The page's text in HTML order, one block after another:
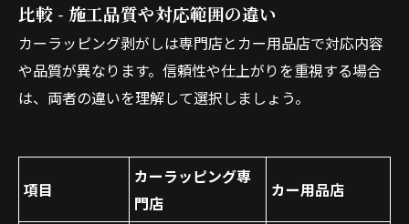
比較 - 施工品質や対応範囲の違い
カーラッピング剥がしは専門店とカー用品店で対応内容
や品質が異なります。信頼性や仕上がりを重視する場合
は、両者の違いを理解して選択しましょう。
項目
カーラッピング専
門店
カー用品店